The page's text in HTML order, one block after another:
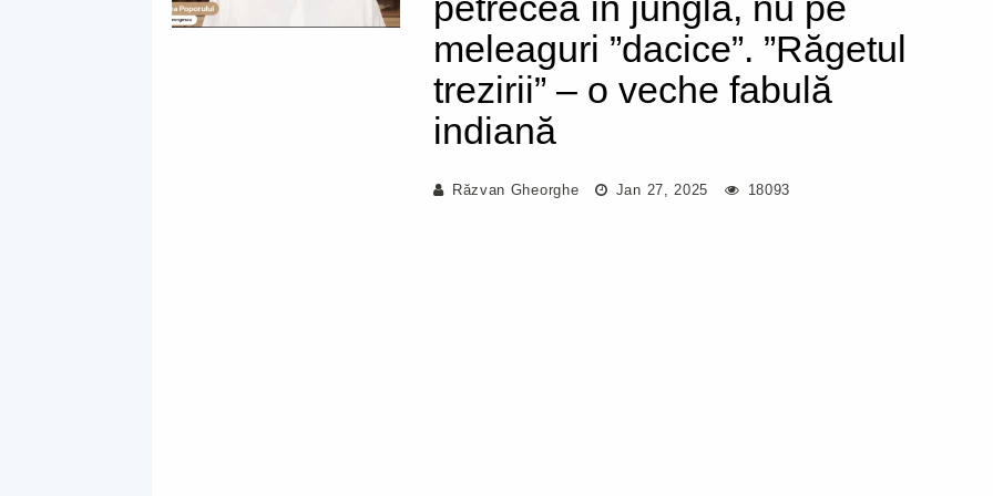
meleaguri ”dacice”. ”Răgetul
trezirii” – o veche fabulă
indiană
Răzvan Gheorghe Jan 27, 2025 18093